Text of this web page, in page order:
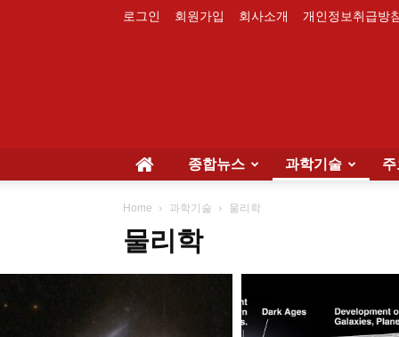
로그인 회원가입 회사소개 개인정보취급방
종합뉴스 과학기술
Home 과학기술 물리학
물리학